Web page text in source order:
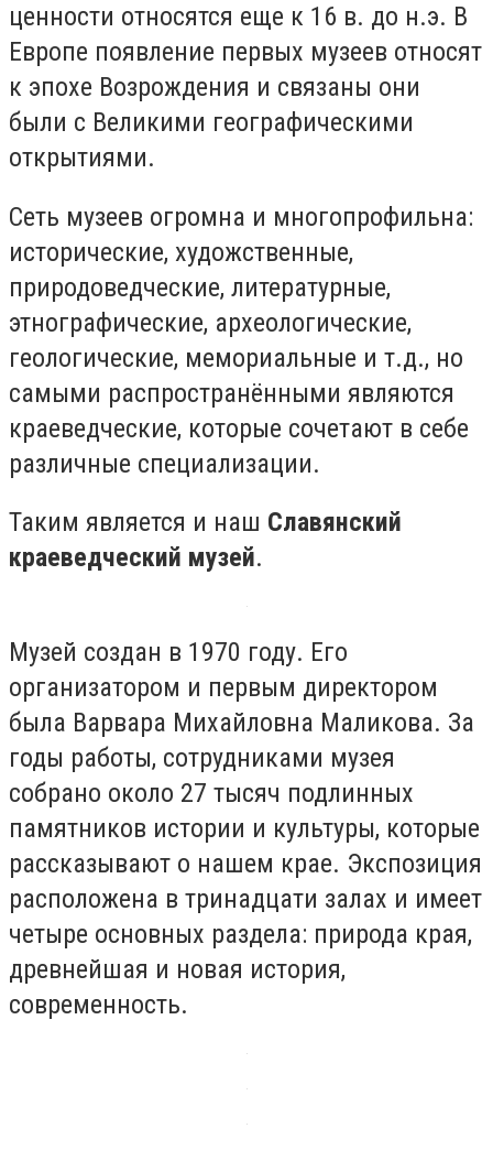
ценности относятся еще к 16 в. до н.э. В
Европе появление первых музеев относят
к эпохе Возрождения и связаны они
были с Великими географическими
открытиями.
Сеть музеев огромна и многопрофильна:
исторические, художственные,
природоведческие, литературные,
этнографические, археологические,
геологические, мемориальные и т.д., но
самыми распространёнными являются
краеведческие, которые сочетают в себе
различные специализации.
Таким является и наш Славянский
краеведческий музей.
Музей создан в 1970 году. Его
организатором и первым директором
была Варвара Михайловна Маликова. За
годы работы, сотрудниками музея
собрано около 27 тысяч подлинных
памятников истории и культуры, которые
рассказывают о нашем крае. Экспозиция
расположена в тринадцати залах и имеет
четыре основных раздела: природа края,
древнейшая и новая история,
современность.